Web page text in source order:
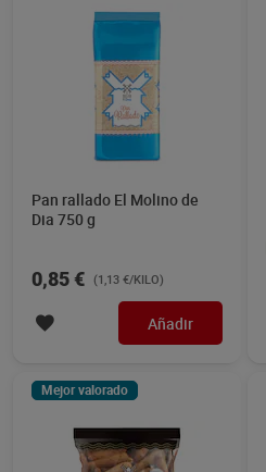
Pan rallado El Molino de
Dia 750 g
0,85 € (1,13 €/KILO)
Añadir
Mejor valorado